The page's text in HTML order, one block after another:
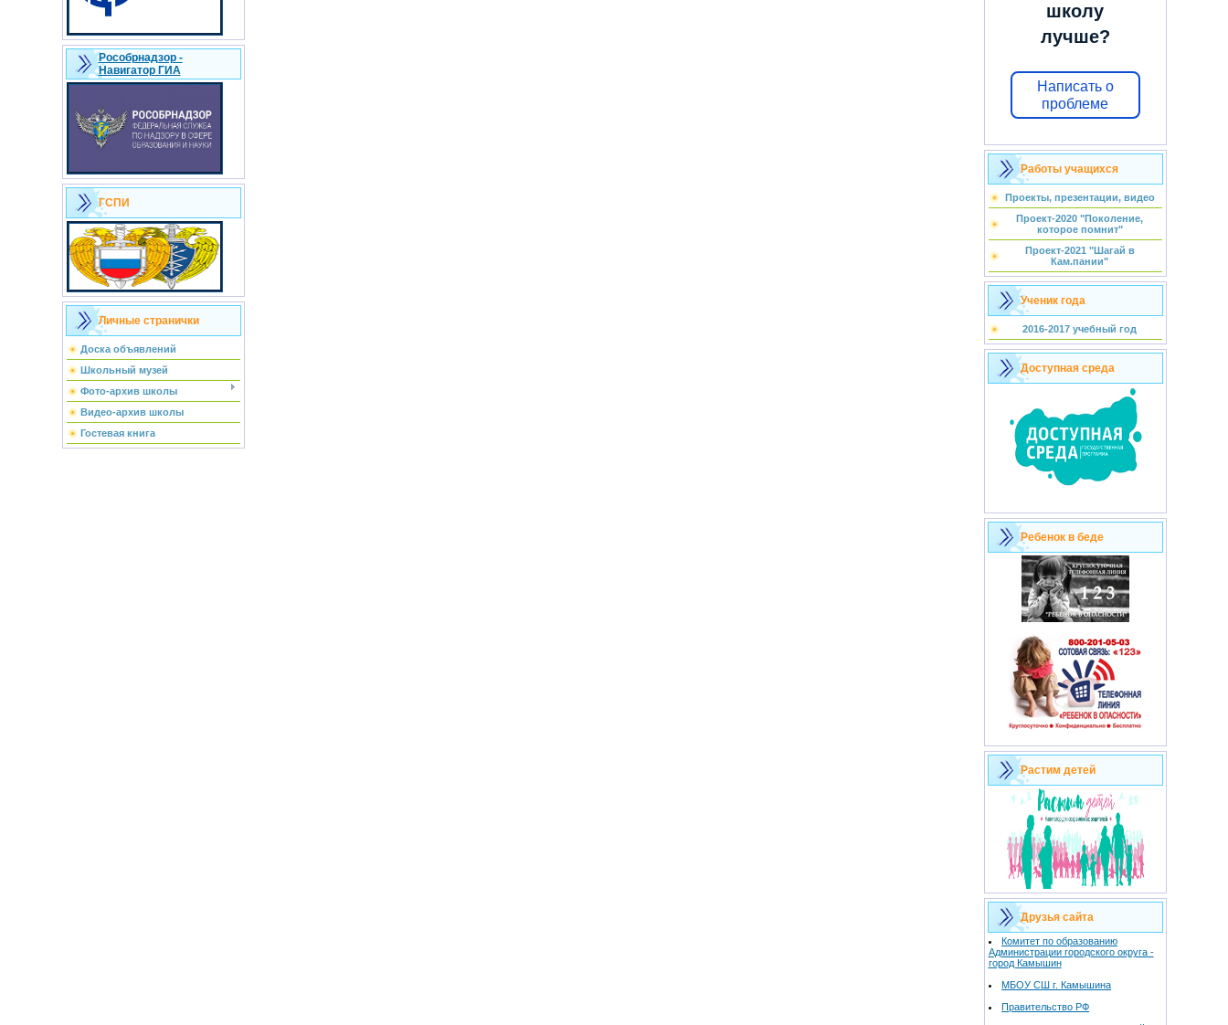
Рособрнадзор -
Навигатор ГИА
ГСПИ
Личные странички
Доска объявлений
Школьный музей
Фото-архив школы
Видео-архив школы
Гостевая книга
школу
лучше?
Написать о
проблеме
Работы учащихся
Проекты, презентации, видео
Проект-2020 "Поколение,
которое помнит"
Проект-2021 "Шагай в
Кам.пании"
Ученик года
2016-2017 учебный год
Доступная среда
Ребенок в беде
Растим детей
Друзья сайта
Комитет по образованию
Администрации городского округа -
город Камышин
МБОУ СШ г. Камышина
Правительство РФ